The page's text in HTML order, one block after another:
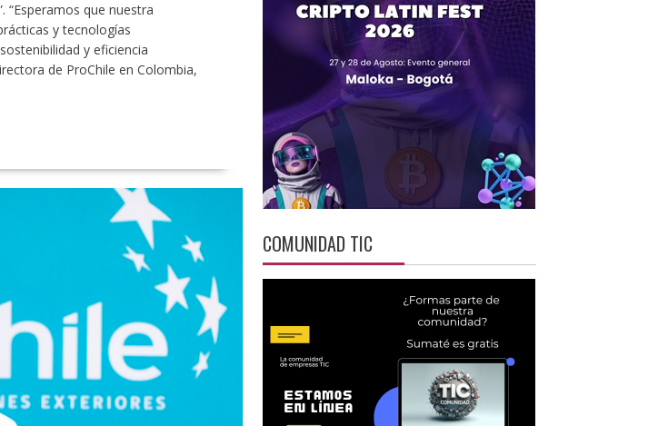
“Esperamos que nuestra
y tecnologías
y eficiencia
de ProChile en Colombia,
COMUNIDAD TIC